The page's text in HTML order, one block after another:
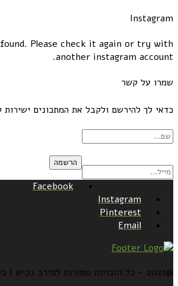
Instagram
Please check it again or try with
another instagram account.
שמרו על קשר
כדאי לך להירשם ולקבל את המתכונים ישירות
Facebook
Instagram
Pinterest
Email
@2021 - כל הזכויות שמורות למירב גביש | ביצוע